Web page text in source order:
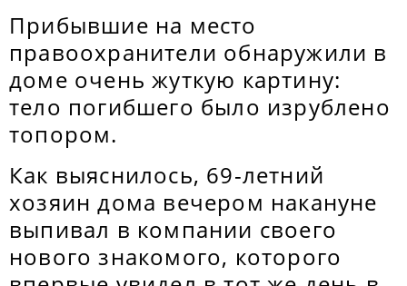
Прибывшие на место
правоохранители обнаружили в
доме очень жуткую картину:
тело погибшего было изрублено
топором.
Как выяснилось, 69-летний
хозяин дома вечером накануне
выпивал в компании своего
нового знакомого, которого